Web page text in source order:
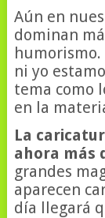
Aún en
dominan
humorismo.
ni yo
tema como
en la
La
ahora más
grandes
aparecen
día llegará